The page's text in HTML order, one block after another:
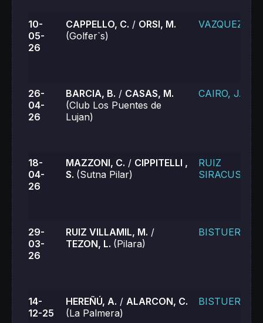
10-
05-
26
CAPPELLO, C. / ORSI, M.
(Golfer`s)
VAZQUEZ, M.
26-
04-
26
BARCIA, B. / CASAS, M.
(Club Los Puentes de
Lujan)
CAIRO, J.
18-
04-
26
MAZZONI, C. / CIPPITELLI ,
S. (Sutna Pilar)
RUIZ
SIRACUSA, V.
29-
03-
26
RUIZ VILLAMIL, M. /
TEZON, L. (Pilara)
BISTUER, K.
14-
12-25
HEREÑÚ, A. / ALARCON, C.
(La Palmera)
BISTUER, K.